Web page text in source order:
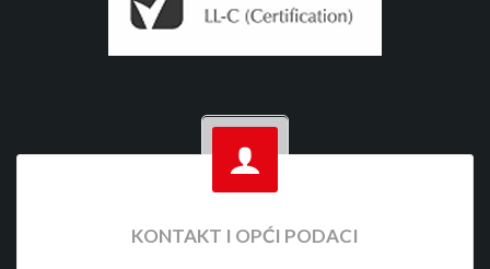
KONTAKT I OPĆI PODACI